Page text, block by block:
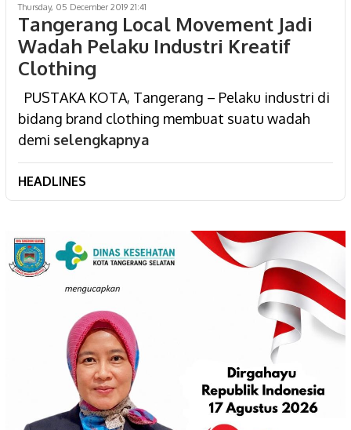
Thursday, 05 December 2019 21:41
Tangerang Local Movement Jadi
Wadah Pelaku Industri Kreatif
Clothing
PUSTAKA KOTA, Tangerang – Pelaku industri di
bidang brand clothing membuat suatu wadah
demi selengkapnya
HEADLINES